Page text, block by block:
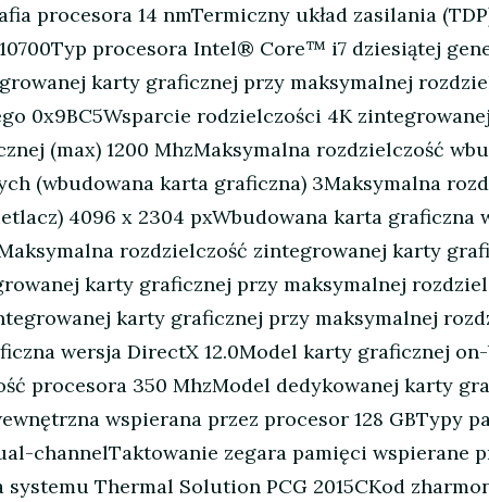
procesora 14 nmTermiczny układ zasilania
procesora Intel® Core™ i7 dziesiątej
karty graficznej przy maksymalnej
0x9BC5Wsparcie rodzielczości 4K
(max) 1200 MhzMaksymalna rozdzielczość
(wbudowana karta graficzna) 3Maksymalna
4096 x 2304 pxWbudowana karta graficzna
rozdzielczość zintegrowanej karty
karty graficznej przy maksymalnej
karty graficznej przy maksymalnej
wersja DirectX 12.0Model karty graficznej
procesora 350 MhzModel dedykowanej karty
wspierana przez procesor 128 GBTypy
channelTaktowanie zegara pamięci
Thermal Solution PCG 2015CKod